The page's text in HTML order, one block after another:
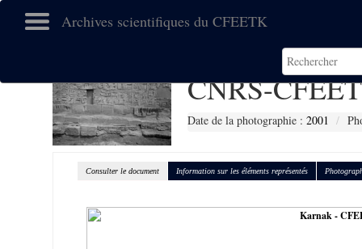
Archives scientifiques du CFEETK
CNRS-
Date de la photographie :2001
Consulter le document Information sur les éléments représentés